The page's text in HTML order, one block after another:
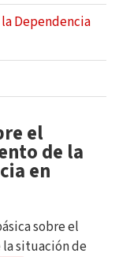
Dependencia
el
de la
en
sobre el
situación de